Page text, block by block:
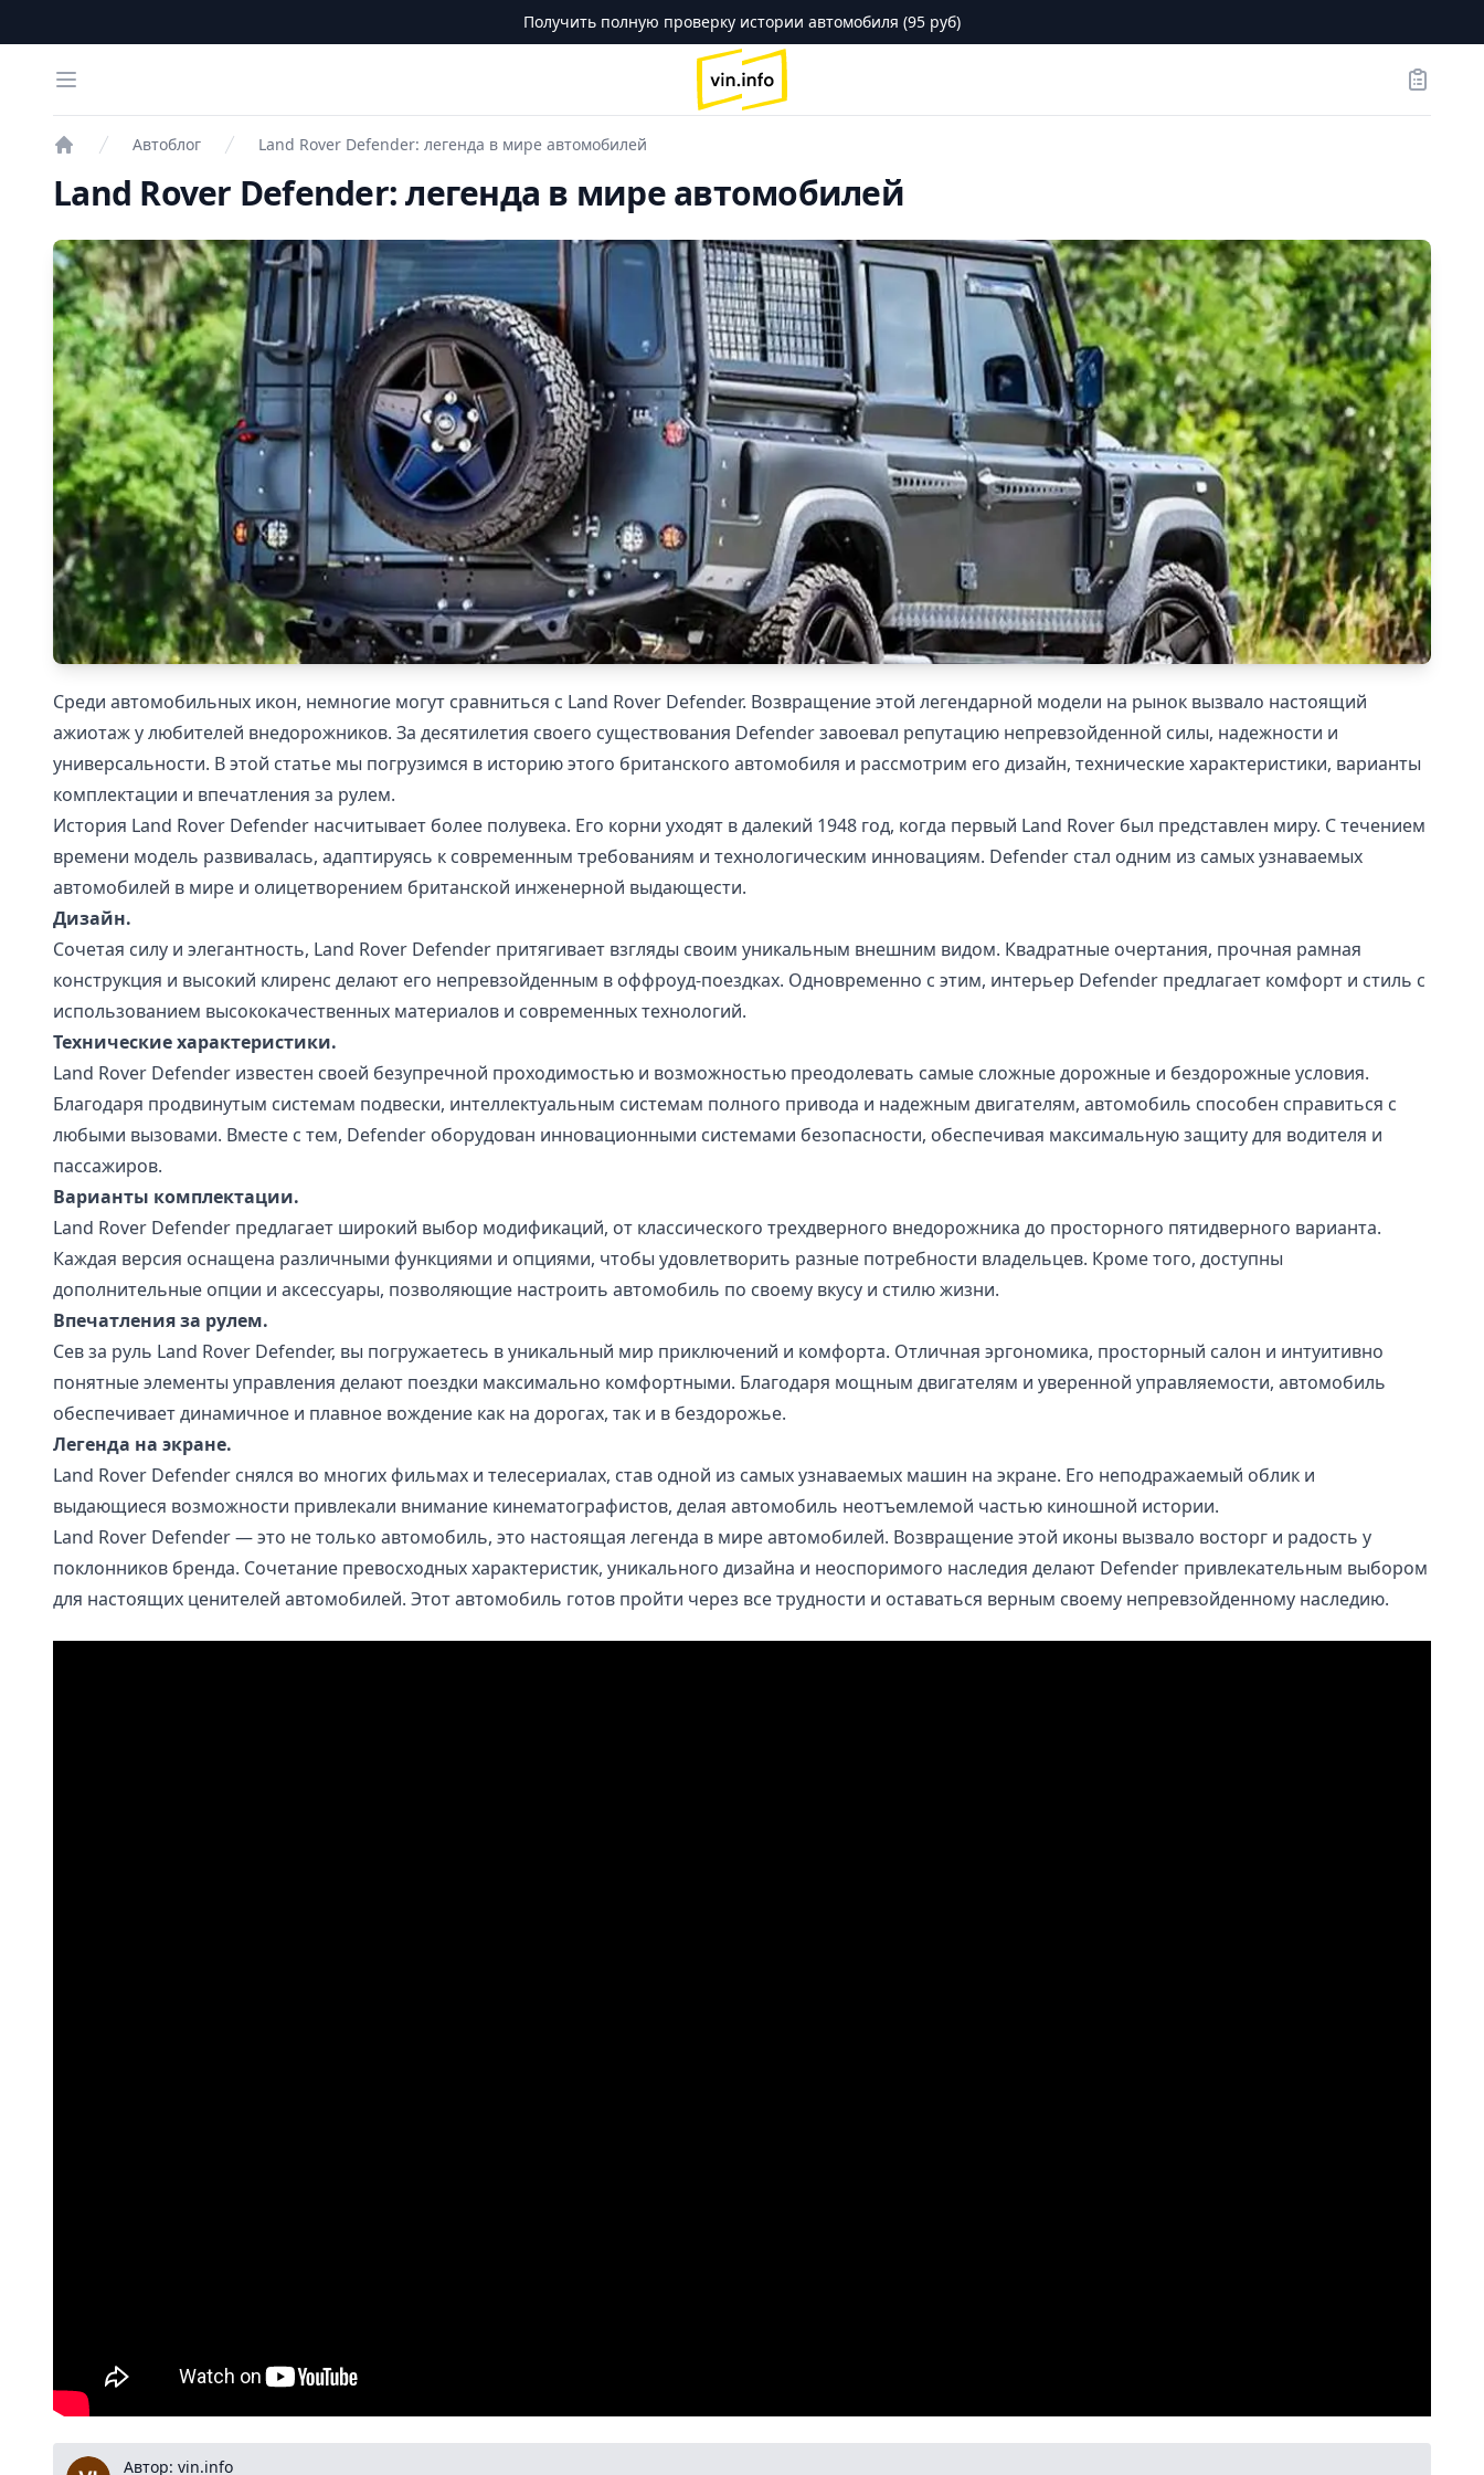
Получить полную проверку истории автомобиля (95 руб)
Open menu
logo
Заказы
Автоблог Land Rover Defender: легенда в мире автомобилей
Land Rover Defender: легенда в мире автомобилей
Среди автомобильных икон, немногие могут сравниться с Land Rover Defender. Возвращение этой легендарной модели на рынок вызвало настоящий
ажиотаж у любителей внедорожников. За десятилетия своего существования Defender завоевал репутацию непревзойденной силы, надежности и
универсальности. В этой статье мы погрузимся в историю этого британского автомобиля и рассмотрим его дизайн, технические характеристики, варианты
комплектации и впечатления за рулем.
История Land Rover Defender насчитывает более полувека. Его корни уходят в далекий 1948 год, когда первый Land Rover был представлен миру. С течением
времени модель развивалась, адаптируясь к современным требованиям и технологическим инновациям. Defender стал одним из самых узнаваемых
автомобилей в мире и олицетворением британской инженерной выдающести.
Дизайн.
Сочетая силу и элегантность, Land Rover Defender притягивает взгляды своим уникальным внешним видом. Квадратные очертания, прочная рамная
конструкция и высокий клиренс делают его непревзойденным в оффроуд-поездках. Одновременно с этим, интерьер Defender предлагает комфорт и стиль с
использованием высококачественных материалов и современных технологий.
Технические характеристики.
Land Rover Defender известен своей безупречной проходимостью и возможностью преодолевать самые сложные дорожные и бездорожные условия.
Благодаря продвинутым системам подвески, интеллектуальным системам полного привода и надежным двигателям, автомобиль способен справиться с
любыми вызовами. Вместе с тем, Defender оборудован инновационными системами безопасности, обеспечивая максимальную защиту для водителя и
пассажиров.
Варианты комплектации.
Land Rover Defender предлагает широкий выбор модификаций, от классического трехдверного внедорожника до просторного пятидверного варианта.
Каждая версия оснащена различными функциями и опциями, чтобы удовлетворить разные потребности владельцев. Кроме того, доступны
дополнительные опции и аксессуары, позволяющие настроить автомобиль по своему вкусу и стилю жизни.
Впечатления за рулем.
Сев за руль Land Rover Defender, вы погружаетесь в уникальный мир приключений и комфорта. Отличная эргономика, просторный салон и интуитивно
понятные элементы управления делают поездки максимально комфортными. Благодаря мощным двигателям и уверенной управляемости, автомобиль
обеспечивает динамичное и плавное вождение как на дорогах, так и в бездорожье.
Легенда на экране.
Land Rover Defender снялся во многих фильмах и телесериалах, став одной из самых узнаваемых машин на экране. Его неподражаемый облик и
выдающиеся возможности привлекали внимание кинематографистов, делая автомобиль неотъемлемой частью киношной истории.
Land Rover Defender — это не только автомобиль, это настоящая легенда в мире автомобилей. Возвращение этой иконы вызвало восторг и радость у
поклонников бренда. Сочетание превосходных характеристик, уникального дизайна и неоспоримого наследия делают Defender привлекательным выбором
для настоящих ценителей автомобилей. Этот автомобиль готов пройти через все трудности и оставаться верным своему непревзойденному наследию.
vin.infoАвтор: vin.info